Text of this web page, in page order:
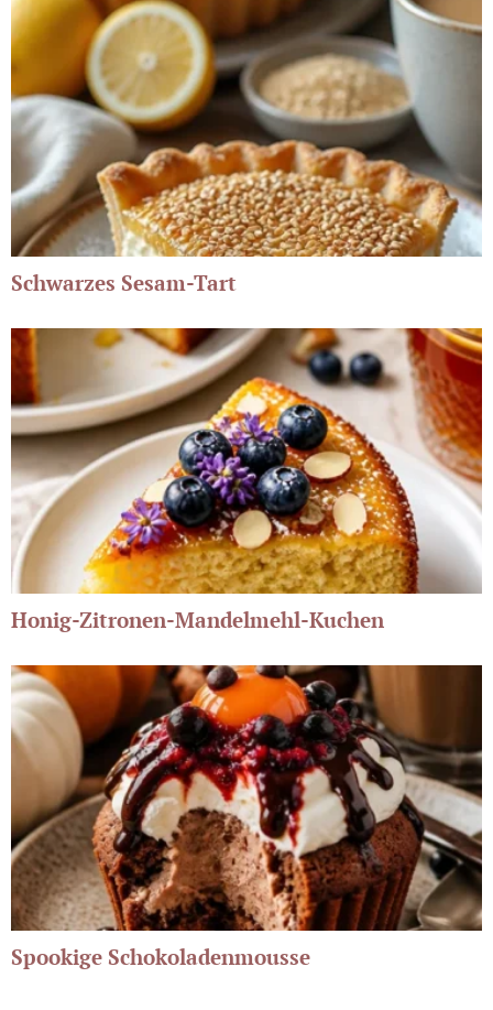
Schwarzes Sesam-Tart
Honig-Zitronen-Mandelmehl-Kuchen
Spookige Schokoladenmousse